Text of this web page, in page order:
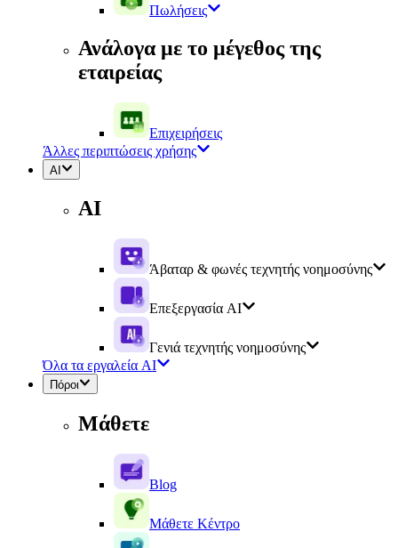
Πωλήσεις
Ανάλογα με το μέγεθος της
εταιρείας
Επιχειρήσεις
Άλλες περιπτώσεις χρήσης
AI
AI
Άβαταρ & φωνές τεχνητής νοημοσύνης
Επεξεργασία AI
Γενιά τεχνητής νοημοσύνης
Όλα τα εργαλεία AI
Πόροι
Μάθετε
Blog
Μάθετε Κέντρο